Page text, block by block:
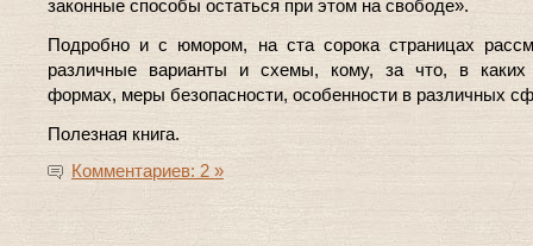
законные способы остаться при этом на свободе».
Подробно и с юмором, на ста сорока страницах
различные варианты и схемы, кому, за что, в
формах, меры безопасности, особенности в различных
Полезная книга.
Комментариев: 2 »